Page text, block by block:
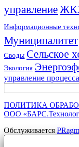
управление
Информационные
Муниципалитет
Своды Сельское
Экология
управление
ПОЛИТИКА
ООО
Обслуживается